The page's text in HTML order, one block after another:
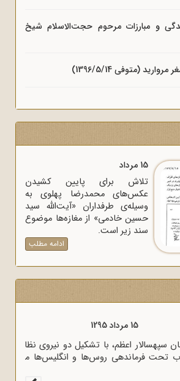
و مبارزات مرحوم حجت‌الاسلام شیخ
(متوفی 1396/5/14)
15 مرداد
تلاش برای پایین کشیدن
عکس‌های محمدرضا پهلوی به
وسیله‌ی طرفداران «آیت‌الله سید
حسین خادمی» از مغازه‌ها موضوع
سند زیر است.
ادامه مطلب
آنتونی ایدن حضور متخصصان آلمانی در
برای لندن دانست.